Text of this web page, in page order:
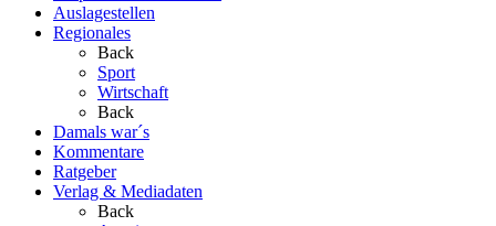
Auslagestellen
Regionales
Back
Sport
Wirtschaft
Back
Damals war´s
Kommentare
Ratgeber
Verlag & Mediadaten
Back